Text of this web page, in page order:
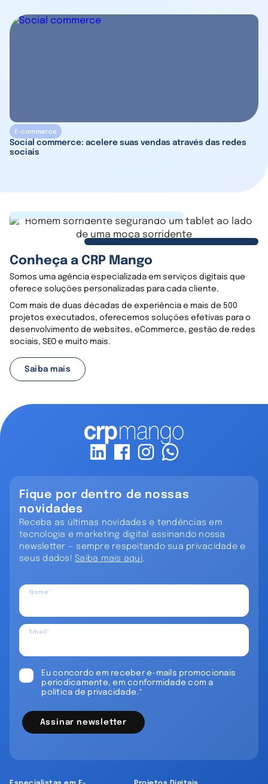
E-commerce
Social commerce: acelere suas vendas através das redes
sociais
Conheça a CRP Mango
Somos uma agência especializada em serviços digitais que
oferece soluções personalizadas para cada cliente.
Com mais de duas décadas de experiência e mais de 500
projetos executados, oferecemos soluções efetivas para o
desenvolvimento de websites, eCommerce, gestão de redes
sociais, SEO e muito mais.
Saiba mais
Fique por dentro de nossas
novidades
Receba as últimas novidades e tendências em
tecnologia e marketing digital assinando nossa
newsletter — sempre respeitando sua privacidade e
seus dados! Saiba mais aqui.
Nome*
Email*
Eu concordo em receber e-mails promocionais
periodicamente, em conformidade com a
política de privacidade.*
Assinar newsletter